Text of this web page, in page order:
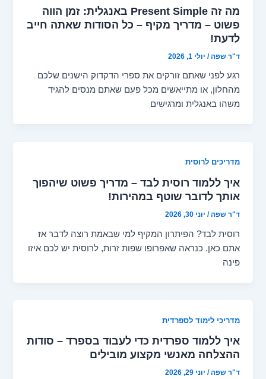
מה זה Present Simple באנגלית: זמן הווה
פשוט – מדריך מקיף – כל הסודות שאתה חייב
לדעת!
ד"ר שפה/ יולי 1, 2026
רגע לפני שאתם זורקים את ספרי הדקדוק הישנים שלכם
מהחלון, או מתייאשים מכל פעם שאתם מנסים להגיד
משהו באנגלית ומרגישים
מדריכים לרוסית
איך ללמוד רוסית לבד – מדריך פשוט שיהפוך
אותך לדובר שוטף במהירות!
ד"ר שפה/ יוני 30, 2026
רוסית לבד? הפיתרון המקיף למי שבאמת רוצה לדבר אז
אתם כאן. כנראה שאפרופו שפות זרות, לרוסית יש לכם איזו
פינה
מדריכי לימוד לספרדית
איך ללמוד ספרדית כדי לעבוד בספרד – סודות
ההצלחה מאנשי מקצוע מובילים
ד"ר שפה/ יוני 29, 2026